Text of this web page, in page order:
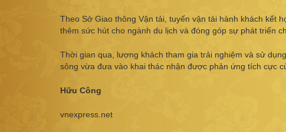
Theo Sở Giao thông Vận tải, tuyến vận tải hành khách kết
thêm sức hút cho ngành du lịch và đóng góp sự phát triển
Thời gian qua, lượng khách tham gia trải nghiệm và sử
sông vừa đưa vào khai thác nhận được phản ứng tích cực
Hữu Công
vnexpress.net